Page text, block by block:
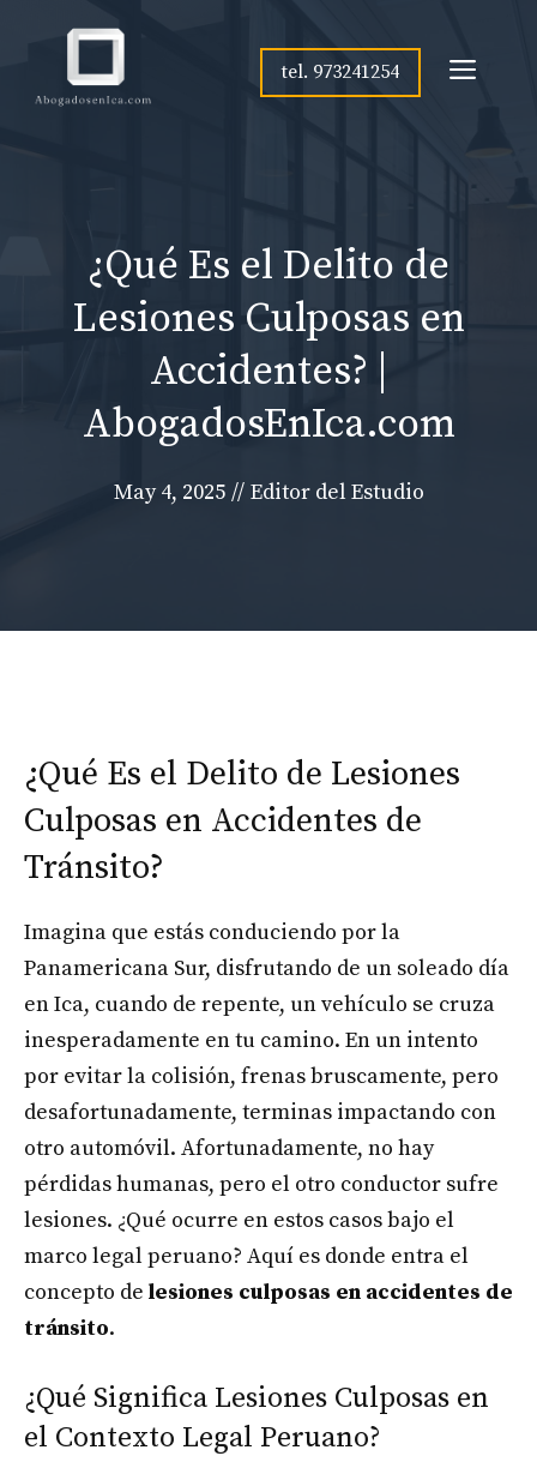
content
tel. 973241254
¿Qué Es el Delito de
Lesiones Culposas en
Accidentes? |
AbogadosEnIca.com
May 4, 2025 // Editor del Estudio
¿Qué Es el Delito de Lesiones
Culposas en Accidentes de
Tránsito?
Imagina que estás conduciendo por la
Panamericana Sur, disfrutando de un soleado día
en Ica, cuando de repente, un vehículo se cruza
inesperadamente en tu camino. En un intento
por evitar la colisión, frenas bruscamente, pero
desafortunadamente, terminas impactando con
otro automóvil. Afortunadamente, no hay
pérdidas humanas, pero el otro conductor sufre
lesiones. ¿Qué ocurre en estos casos bajo el
marco legal peruano? Aquí es donde entra el
concepto de lesiones culposas en accidentes de
tránsito.
¿Qué Significa Lesiones Culposas en
el Contexto Legal Peruano?